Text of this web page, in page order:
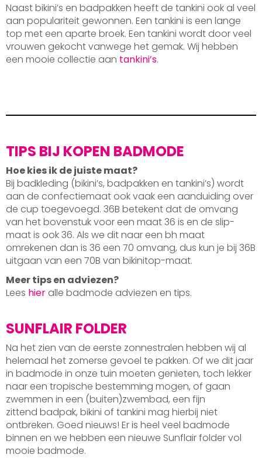
Naast bikini’s en badpakken heeft de tankini ook al veel
aan populariteit gewonnen. Een tankini is een lange
top met een aparte broek. Een tankini wordt door veel
vrouwen gekocht vanwege het gemak. Wij hebben
een mooie collectie aan tankini’s.
TIPS BIJ KOPEN BADMODE
Hoe kies ik de juiste maat?
Bij badkleding (bikini’s, badpakken en tankini’s) wordt
aan de confectiemaat ook vaak een aanduiding over
de cup toegevoegd. 36B betekent dat de omvang
van het bovenstuk voor een maat 36 is en de slip-
maat is ook 36. Als we dit naar een bh maat
omrekenen dan is 36 een 70 omvang, dus kun je bij 36B
uitgaan van een 70B van bikinitop-maat.
Meer tips en adviezen?
Lees hier alle badmode adviezen en tips.
SUNFLAIR FOLDER
Na het zien van de eerste zonnestralen hebben wij al
helemaal het zomerse gevoel te pakken. Of we dit jaar
in badmode in onze tuin moeten genieten, toch lekker
naar een tropische bestemming mogen, of gaan
zwemmen in een (buiten)zwembad, een fijn
zittend badpak, bikini of tankini mag hierbij niet
ontbreken. Goed nieuws! Er is heel veel badmode
binnen en we hebben een nieuwe Sunflair folder vol
mooie badmode.